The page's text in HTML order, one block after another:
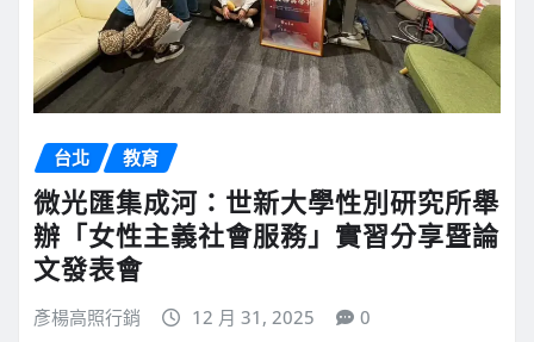
台北 教育
微光匯集成河：世新大學性別研究所舉
辦「女性主義社會服務」實習分享暨論
文發表會
彥楊高照行銷 12 月 31, 2025 0